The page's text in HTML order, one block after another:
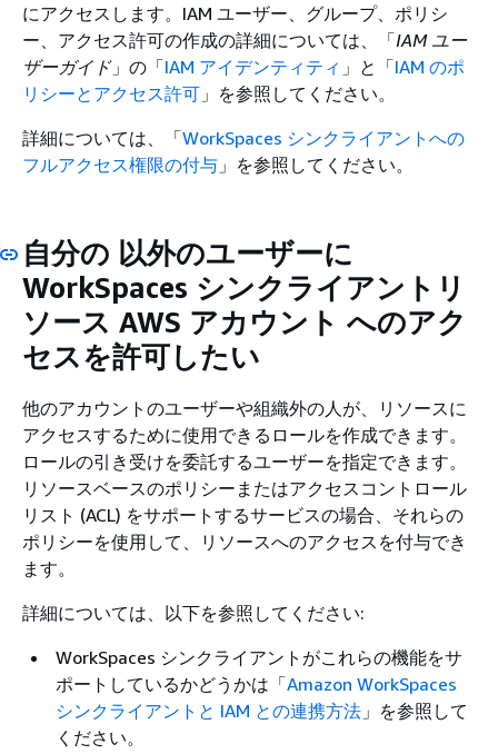
にアクセスします。IAM ユーザー、グループ、ポリシ
ー、アクセス許可の作成の詳細については、「IAM ユー
ザーガイド」の「IAM アイデンティティ 」と「IAM のポ
リシーとアクセス許可 」を参照してください。
詳細については、「WorkSpaces シンクライアントへの
フルアクセス権限の付与 」を参照してください。
自分の 以外のユーザーに
WorkSpaces シンクライアントリ
ソース AWS アカウント へのアク
セスを許可したい
他のアカウントのユーザーや組織外の人が、リソースに
アクセスするために使用できるロールを作成できます。
ロールの引き受けを委託するユーザーを指定できます。
リソースベースのポリシーまたはアクセスコントロール
リスト (ACL) をサポートするサービスの場合、それらの
ポリシーを使用して、リソースへのアクセスを付与でき
ます。
詳細については、以下を参照してください:
WorkSpaces シンクライアントがこれらの機能をサ
ポートしているかどうかは「Amazon WorkSpaces
シンクライアントと IAM との連携方法 」を参照して
ください。